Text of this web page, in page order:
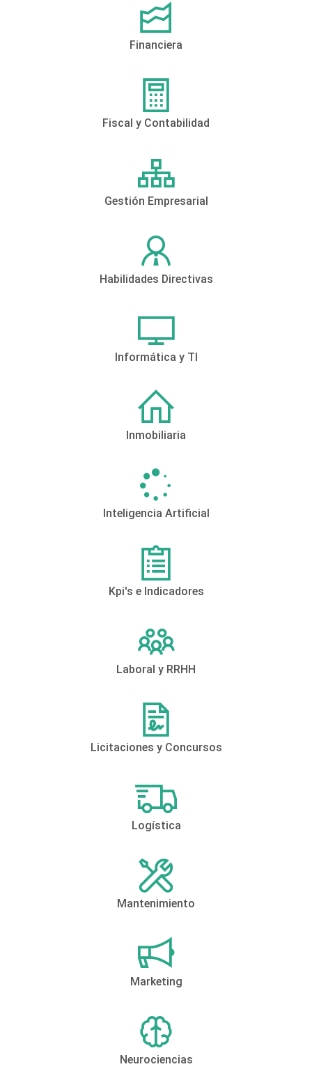
Financiera
Fiscal y Contabilidad
Gestión Empresarial
Habilidades Directivas
Informática y TI
Inmobiliaria
Inteligencia Artificial
Kpi's e Indicadores
Laboral y RRHH
Licitaciones y Concursos
Logística
Mantenimiento
Marketing
Neurociencias